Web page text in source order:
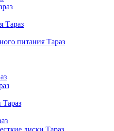
Тараз
питания Тараз
диски Тараз